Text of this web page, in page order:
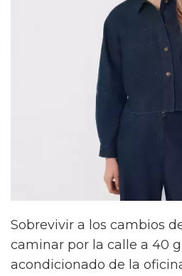
Sobrevivir a los cambios
caminar por la calle a 40
acondicionado de la